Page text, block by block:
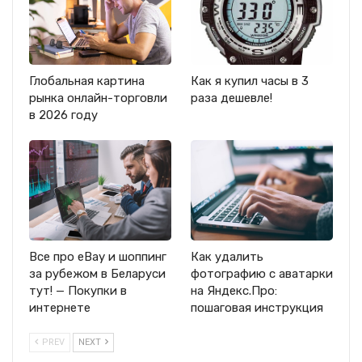
Глобальная картина
рынка онлайн-торговли
в 2026 году
Как я купил часы в 3
раза дешевле!
Все про eBay и шоппинг
за рубежом в Беларуси
тут! — Покупки в
интернете
Как удалить
фотографию с аватарки
на Яндекс.Про:
пошаговая инструкция
PREV NEXT